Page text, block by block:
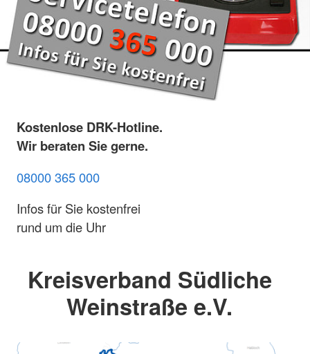
Kostenlose DRK-Hotline.
Wir beraten Sie gerne.
08000 365 000
Infos für Sie kostenfrei
rund um die Uhr
Kreisverband Südliche
Weinstraße e.V.